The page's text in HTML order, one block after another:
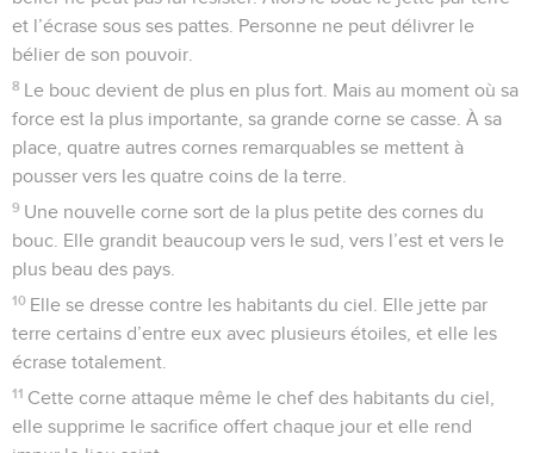
et l’écrase sous ses pattes. Personne ne peut délivrer le
bélier de son pouvoir.
8 Le bouc devient de plus en plus fort. Mais au moment où sa
force est la plus importante, sa grande corne se casse. À sa
place, quatre autres cornes remarquables se mettent à
pousser vers les quatre coins de la terre.
9 Une nouvelle corne sort de la plus petite des cornes du
bouc. Elle grandit beaucoup vers le sud, vers l’est et vers le
plus beau des pays.
10 Elle se dresse contre les habitants du ciel. Elle jette par
terre certains d’entre eux avec plusieurs étoiles, et elle les
écrase totalement.
11 Cette corne attaque même le chef des habitants du ciel,
elle supprime le sacrifice offert chaque jour et elle rend